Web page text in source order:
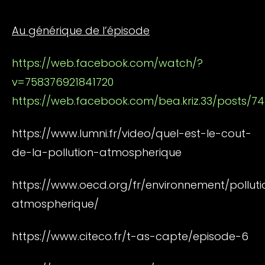
Au générique de l’épisode
https://web.facebook.com/watch/?
v=758376921841720
https://web.facebook.com/bea.kriz.33/posts/
https://www.lumni.fr/video/quel-est-le-cout-
de-la-pollution-atmospherique
https://www.oecd.org/fr/environnement/
atmospherique/
https://www.citeco.fr/t-as-capte/episode-6